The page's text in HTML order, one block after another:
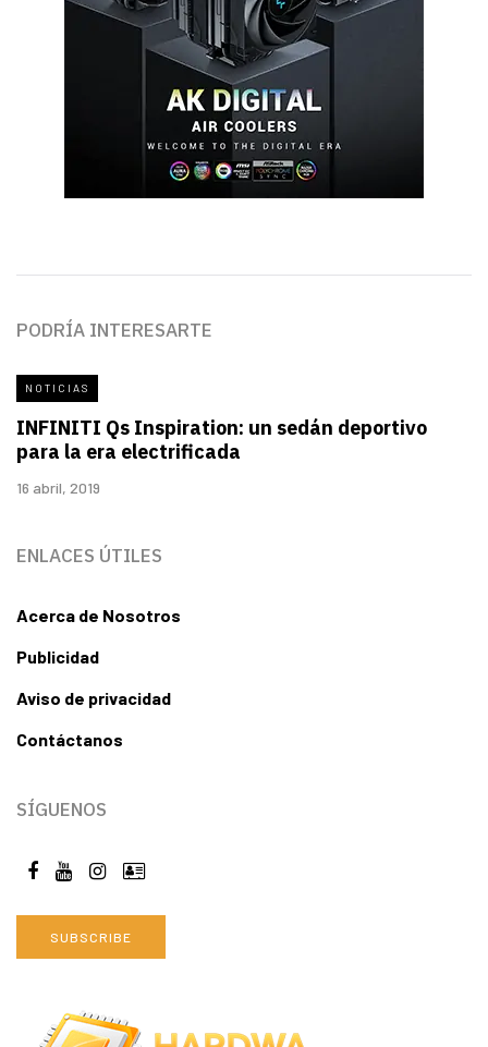
PODRÍA INTERESARTE
NOTICIAS
INFINITI Qs Inspiration: un sedán deportivo
para la era electrificada
16 abril, 2019
ENLACES ÚTILES
Acerca de Nosotros
Publicidad
Aviso de privacidad
Contáctanos
SÍGUENOS
SUBSCRIBE